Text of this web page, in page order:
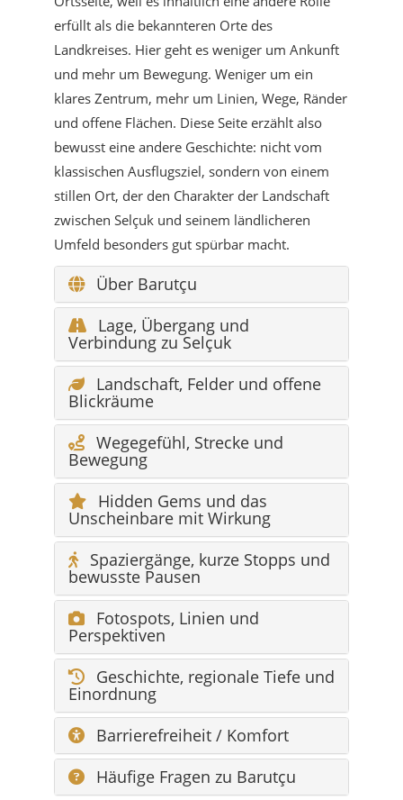
erfüllt als die bekannteren Orte des
Landkreises. Hier geht es weniger um Ankunft
und mehr um Bewegung. Weniger um ein
klares Zentrum, mehr um Linien, Wege, Ränder
und offene Flächen. Diese Seite erzählt also
bewusst eine andere Geschichte: nicht vom
klassischen Ausflugsziel, sondern von einem
stillen Ort, der den Charakter der Landschaft
zwischen Selçuk und seinem ländlicheren
Umfeld besonders gut spürbar macht.
Über Barutçu
Lage, Übergang und
Verbindung zu Selçuk
Landschaft, Felder und offene
Blickräume
Wegegefühl, Strecke und
Bewegung
Hidden Gems und das
Unscheinbare mit Wirkung
Spaziergänge, kurze Stopps und
bewusste Pausen
Fotospots, Linien und
Perspektiven
Geschichte, regionale Tiefe und
Einordnung
Barrierefreiheit / Komfort
Häufige Fragen zu Barutçu